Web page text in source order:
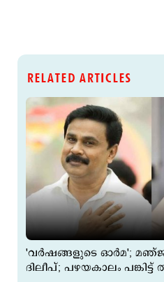
RELATED ARTICLES
'വര്‍ഷങ്ങളുടെ ഓര്‍മ';
ദിലീപ്; പഴയകാലം പങ്കിട്ട്